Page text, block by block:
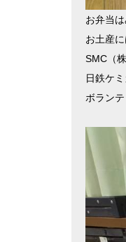
お弁当
お土産
SMC （
日鉄ケ
ボラン